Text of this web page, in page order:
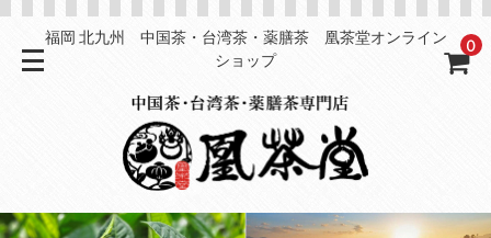
福岡 北九州 中国茶・台湾茶・薬膳茶 凰茶堂オンライン
ショップ
0